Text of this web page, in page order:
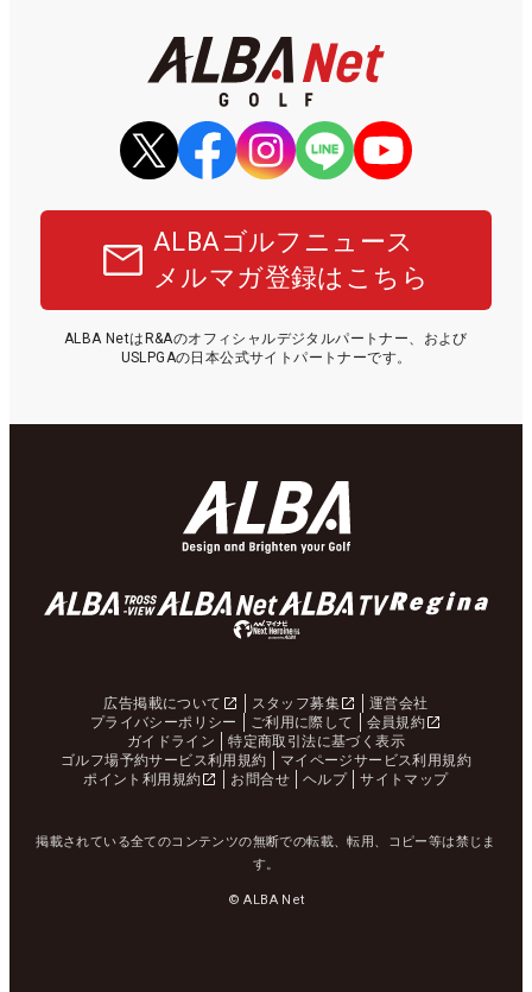
ALBAゴルフニュース
メルマガ登録はこちら
ALBA NetはR&Aのオフィシャルデジタルパートナー、および
USLPGAの日本公式サイトパートナーです。
広告掲載について スタッフ募集
運営会社
プライバシーポリシー
ご利用に際して
会員規約
ガイドライン
特定商取引法に基づく表示
ゴルフ場予約サービス利用規約
マイページサービス利用規約
ポイント利用規約
お問合せ ヘルプ サイトマップ
掲載されている全てのコンテンツの無断での転載、転用、コピー等は禁じま
す。
© ALBA Net